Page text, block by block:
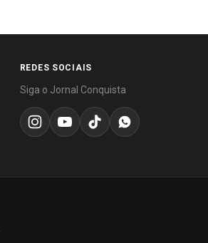
REDES SOCIAIS
Siga o Jornal Conquista